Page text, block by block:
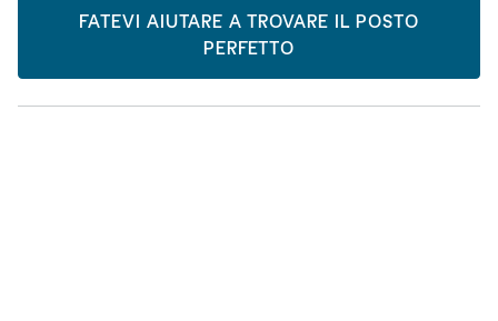
FATEVI AIUTARE A TROVARE IL POSTO
PERFETTO